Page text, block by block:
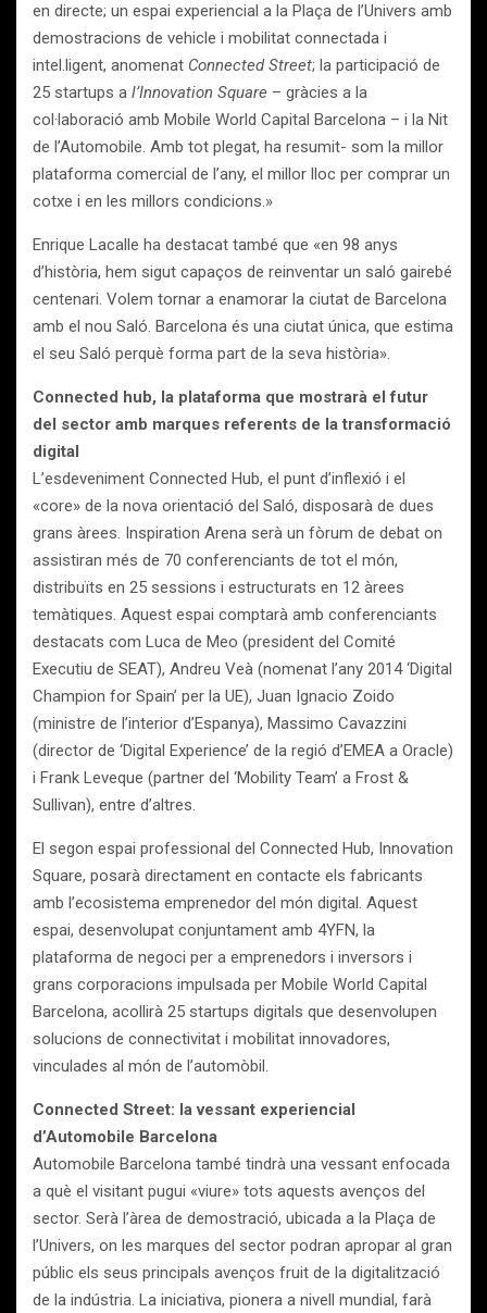
en directe; un espai experiencial a la Plaça de l’Univers amb
demostracions de vehicle i mobilitat connectada i
intel.ligent, anomenat Connected Street; la participació de
25 startups a l’Innovation Square – gràcies a la
col·laboració amb Mobile World Capital Barcelona – i la Nit
de l’Automobile. Amb tot plegat, ha resumit- som la millor
plataforma comercial de l’any, el millor lloc per comprar un
cotxe i en les millors condicions.»
Enrique Lacalle ha destacat també que «en 98 anys
d’història, hem sigut capaços de reinventar un saló gairebé
centenari. Volem tornar a enamorar la ciutat de Barcelona
amb el nou Saló. Barcelona és una ciutat única, que estima
el seu Saló perquè forma part de la seva història».
Connected hub, la plataforma que mostrarà el futur
del sector amb marques referents de la transformació
digital
L’esdeveniment Connected Hub, el punt d’inflexió i el
«core» de la nova orientació del Saló, disposarà de dues
grans àrees. Inspiration Arena serà un fòrum de debat on
assistiran més de 70 conferenciants de tot el món,
distribuïts en 25 sessions i estructurats en 12 àrees
temàtiques. Aquest espai comptarà amb conferenciants
destacats com Luca de Meo (president del Comité
Executiu de SEAT), Andreu Veà (nomenat l’any 2014 ‘Digital
Champion for Spain’ per la UE), Juan Ignacio Zoido
(ministre de l’interior d’Espanya), Massimo Cavazzini
(director de ‘Digital Experience’ de la regió d’EMEA a Oracle)
i Frank Leveque (partner del ‘Mobility Team’ a Frost &
Sullivan), entre d’altres.
El segon espai professional del Connected Hub, Innovation
Square, posarà directament en contacte els fabricants
amb l’ecosistema emprenedor del món digital. Aquest
espai, desenvolupat conjuntament amb 4YFN, la
plataforma de negoci per a emprenedors i inversors i
grans corporacions impulsada per Mobile World Capital
Barcelona, acollirà 25 startups digitals que desenvolupen
solucions de connectivitat i mobilitat innovadores,
vinculades al món de l’automòbil.
Connected Street: la vessant experiencial
d’Automobile Barcelona
Automobile Barcelona també tindrà una vessant enfocada
a què el visitant pugui «viure» tots aquests avenços del
sector. Serà l’àrea de demostració, ubicada a la Plaça de
l’Univers, on les marques del sector podran apropar al gran
públic els seus principals avenços fruit de la digitalització
de la indústria. La iniciativa, pionera a nivell mundial, farà